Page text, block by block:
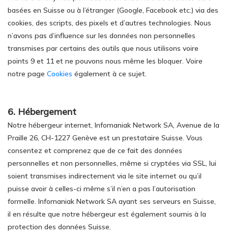
basées en Suisse ou à l’étranger (Google, Facebook etc.) via des
cookies, des scripts, des pixels et d’autres technologies. Nous
n’avons pas d’influence sur les données non personnelles
transmises par certains des outils que nous utilisons voire
points 9 et 11 et ne pouvons nous même les bloquer. Voire
notre page Cookies également à ce sujet.
6. Hébergement
Notre hébergeur internet, Infomaniak Network SA, Avenue de la
Praille 26, CH-1227 Genève est un prestataire Suisse. Vous
consentez et comprenez que de ce fait des données
personnelles et non personnelles, même si cryptées via SSL, lui
soient transmises indirectement via le site internet ou qu’il
puisse avoir à celles-ci même s’il n’en a pas l’autorisation
formelle. Infomaniak Network SA ayant ses serveurs en Suisse,
il en résulte que notre hébergeur est également soumis à la
protection des données Suisse.